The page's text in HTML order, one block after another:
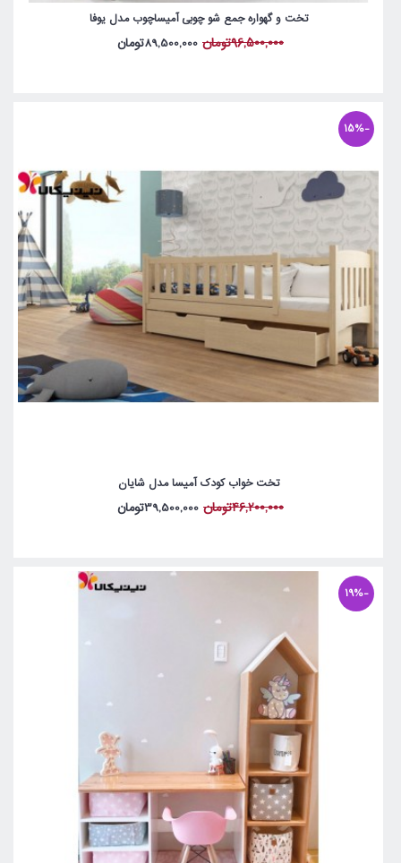
تخت و گهواره جمع شو چوبی آمیساچوب مدل یوفا
96,500,000تومان 89,500,000تومان
-15%
تخت خواب کودک آمیسا مدل شایان
46,200,000تومان 39,500,000تومان
-19%